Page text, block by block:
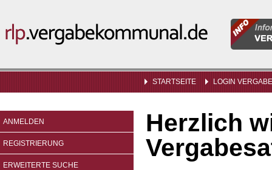
rlp.vergabekommunal.de
für
STARTSEITE LOGIN
ANMELDEN
REGISTRIERUNG
ERWEITERTE SUCHE
Herzlich